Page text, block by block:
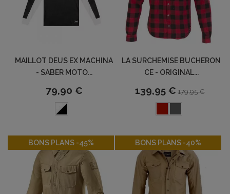
MAILLOT DEUS EX MACHINA
- SABER MOTO...
79,90 €
LA SURCHEMISE BUCHERON
CE - ORIGINAL...
139,95 € 179,95 €
BONS PLANS -45%-45% BONS PLANS -40%-40%